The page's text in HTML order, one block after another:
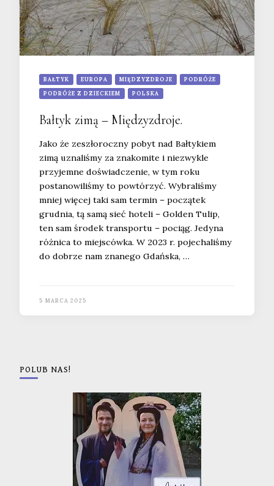
BAŁTYK EUROPA MIĘDZYZDROJE PODRÓŻE
PODRÓŻE Z DZIECKIEM POLSKA
Bałtyk zimą – Międzyzdroje.
Jako że zeszłoroczny pobyt nad Bałtykiem
zimą uznaliśmy za znakomite i niezwykle
przyjemne doświadczenie, w tym roku
postanowiliśmy to powtórzyć. Wybraliśmy
mniej więcej taki sam termin – początek
grudnia, tą samą sieć hoteli – Golden Tulip,
ten sam środek transportu – pociąg. Jedyna
różnica to miejscówka. W 2023 r. pojechaliśmy
do dobrze nam znanego Gdańska, …
5 MARCA 2025
POLUB NAS!